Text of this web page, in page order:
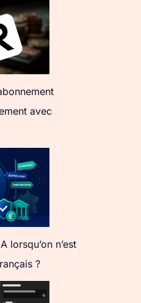
avec
lorsqu’on n’est
?